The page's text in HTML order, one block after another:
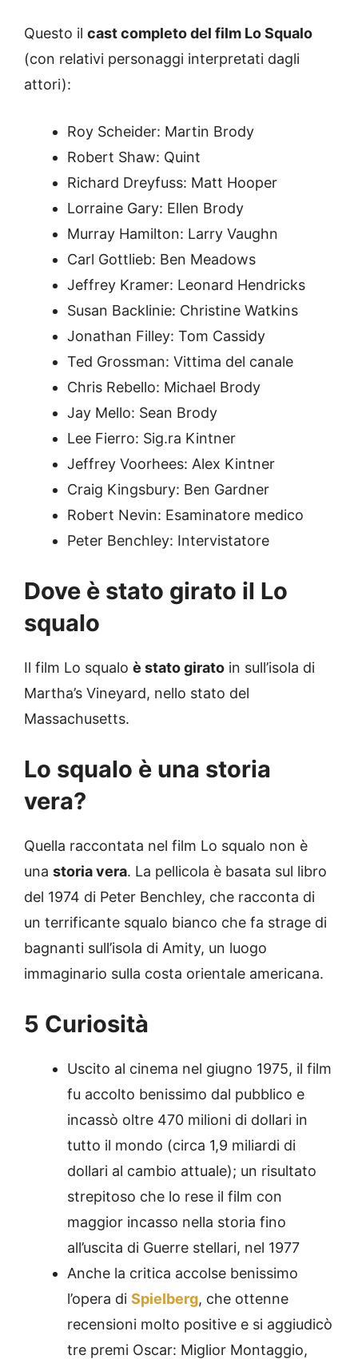
Questo il cast completo del film Lo Squalo
(con relativi personaggi interpretati dagli
attori):
Roy Scheider: Martin Brody
Robert Shaw: Quint
Richard Dreyfuss: Matt Hooper
Lorraine Gary: Ellen Brody
Murray Hamilton: Larry Vaughn
Carl Gottlieb: Ben Meadows
Jeffrey Kramer: Leonard Hendricks
Susan Backlinie: Christine Watkins
Jonathan Filley: Tom Cassidy
Ted Grossman: Vittima del canale
Chris Rebello: Michael Brody
Jay Mello: Sean Brody
Lee Fierro: Sig.ra Kintner
Jeffrey Voorhees: Alex Kintner
Craig Kingsbury: Ben Gardner
Robert Nevin: Esaminatore medico
Peter Benchley: Intervistatore
Dove è stato girato il Lo
squalo
Il film Lo squalo è stato girato in sull’isola di
Martha’s Vineyard, nello stato del
Massachusetts.
Lo squalo è una storia
vera?
Quella raccontata nel film Lo squalo non è
una storia vera. La pellicola è basata sul libro
del 1974 di Peter Benchley, che racconta di
un terrificante squalo bianco che fa strage di
bagnanti sull’isola di Amity, un luogo
immaginario sulla costa orientale americana.
5 Curiosità
Uscito al cinema nel giugno 1975, il film
fu accolto benissimo dal pubblico e
incassò oltre 470 milioni di dollari in
tutto il mondo (circa 1,9 miliardi di
dollari al cambio attuale); un risultato
strepitoso che lo rese il film con
maggior incasso nella storia fino
all’uscita di Guerre stellari, nel 1977
Anche la critica accolse benissimo
l’opera di Spielberg, che ottenne
recensioni molto positive e si aggiudicò
tre premi Oscar: Miglior Montaggio,